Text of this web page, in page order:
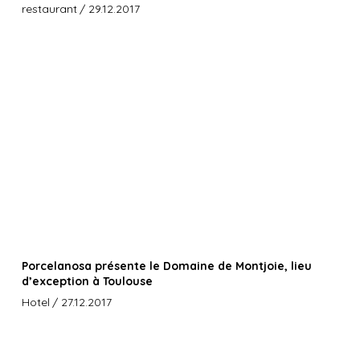
restaurant / 29.12.2017
Porcelanosa présente le Domaine de Montjoie, lieu
d’exception à Toulouse
Hotel / 27.12.2017